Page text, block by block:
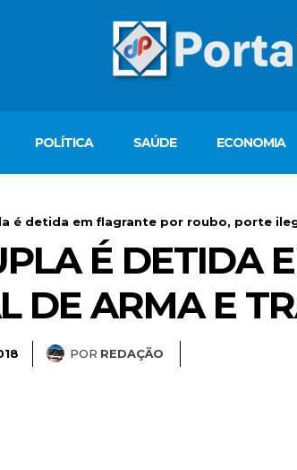
POLÍTICA SAÚDE ECONOMIA
é detida em flagrante por roubo, porte
É DETIDA
DE ARMA E
POR REDAÇÃO